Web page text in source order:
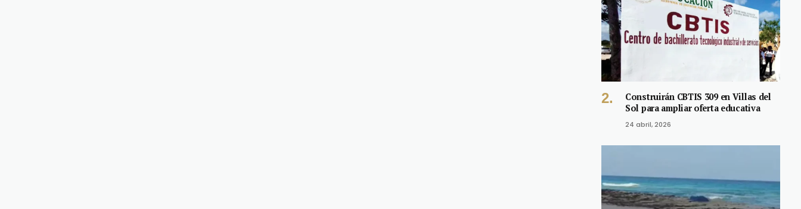
Construirán CBTIS 309 en Villas del
Sol para ampliar oferta educativa
24 abril, 2026